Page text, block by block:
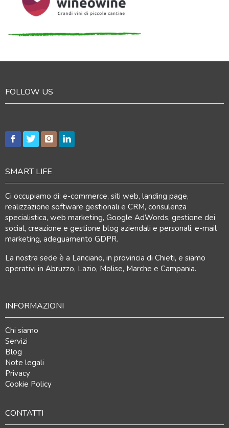
FOLLOW US
SMART LIFE
Ci occupiamo di: e-commerce, siti web, landing page,
realizzazione software gestionali e CRM, consulenza
specialistica, web marketing, Google AdWords, gestione dei
social, creazione e gestione blog aziendali e personali, e-mail
marketing, adeguamento GDPR.
La nostra sede è a Lanciano, in provincia di Chieti, e siamo
operativi in Abruzzo, Lazio, Molise, Marche e Campania.
INFORMAZIONI
Chi siamo
Servizi
Blog
Note legali
Privacy
Cookie Policy
CONTATTI